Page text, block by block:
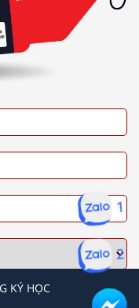
KÍ HỌC
vấn facebook
KÝ HỌC
1
2